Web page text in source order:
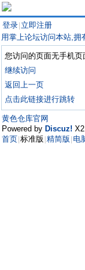
登录 立即注册
用掌上论坛访问本站,拥
您访问的页面无手机页
继续访问
返回上一页
点击此链接进行跳转
黄色仓库官网
Powered by Discuz!
首页 标准版 精简版 电